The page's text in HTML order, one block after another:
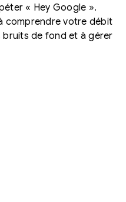
« Hey Google ».
comprendre votre débit
bruits de fond et à gérer